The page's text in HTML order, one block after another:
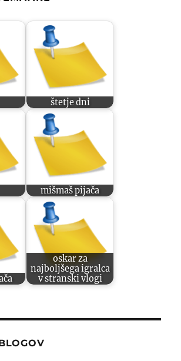
štetje dni
mišmaš pijača
oskar za
najboljšega igralca
v stranski vlogi